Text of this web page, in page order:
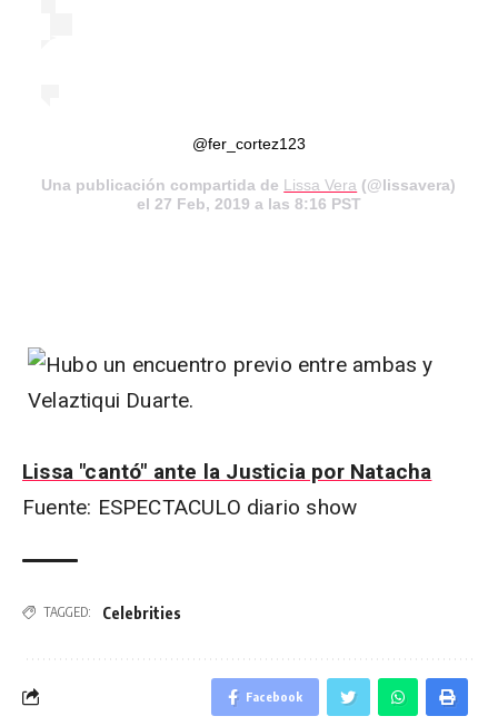
@fer_cortez123
Una publicación compartida de Lissa Vera (@lissavera)
el 27 Feb, 2019 a las 8:16 PST
Lissa "cantó" ante la Justicia por Natacha
Fuente: ESPECTACULO diario show
TAGGED: Celebrities
Facebook